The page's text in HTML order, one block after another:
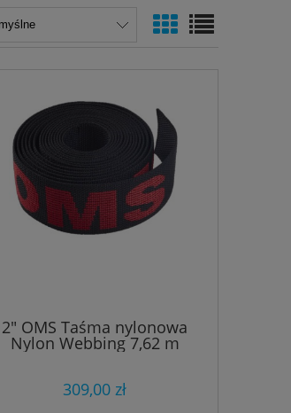
2" OMS Taśma nylonowa
Nylon Webbing 7,62 m
309,00 zł